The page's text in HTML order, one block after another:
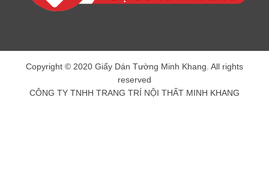
Copyright © 2020 Giấy Dán Tường Minh Khang. All rights
reserved
CÔNG TY TNHH TRANG TRÍ NỘI THẤT MINH KHANG